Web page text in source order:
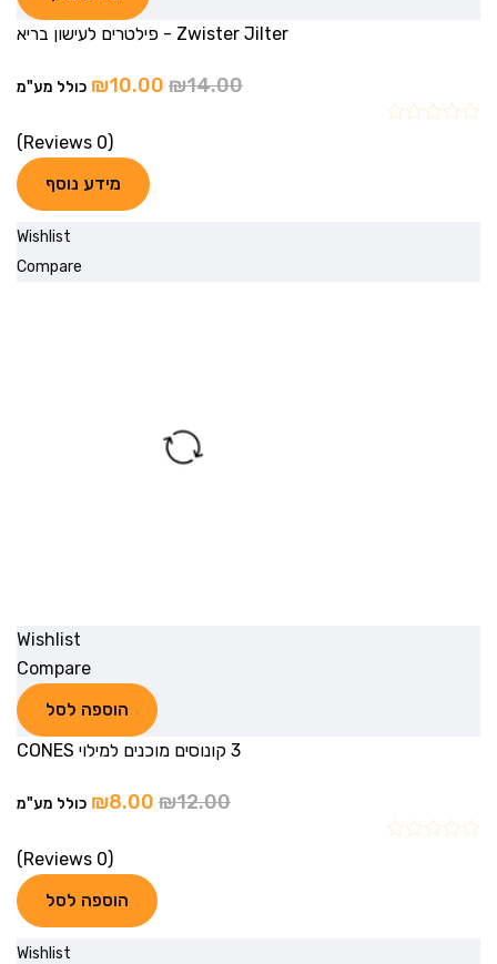
Zwister Jilter - פילטרים לעישון בריא
₪14.00
₪10.00 כולל מע"מ
(0 Reviews)
מידע נוסף
Wishlist
Compare
Wishlist
Compare
הוספה לסל
3 קונוסים מוכנים למילוי CONES
₪12.00
₪8.00 כולל מע"מ
(0 Reviews)
הוספה לסל
Wishlist